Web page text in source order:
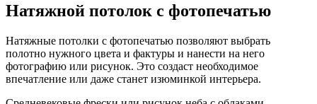
Натяжной потолок с фотопечатью
Натяжные потолки с фотопечатью позволяют выбрать
полотно нужного цвета и фактуры и нанести на него
фотографию или рисунок. Это создаст необходимое
впечатление или даже станет изюминкой интерьера.